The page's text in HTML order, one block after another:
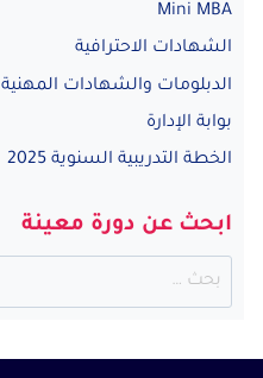
Mini MBA
الشهادات الاحترافية
الدبلومات والشهادات المهنية
بوابة الإدارة
الخطة التدريبية السنوية 2025
ابحث عن دورة معينة
البحث
عن: